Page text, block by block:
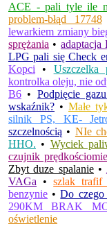
ACE - pali tyle ile
problem-błąd 17748
lewarkiem zmiany
sprężania •
LPG pali się Check
Kopci •
kontrolka oleju, nie
B6 • Podpięcie
wskaźnik? • Małe
silnik PS, KE-
szczelnością • NIe
HHO. • Wyciek
czujnik
Zbyt duze spalanie•
VAGa •szlak
benzynie •Do
290KM BRAK
oświetlenie